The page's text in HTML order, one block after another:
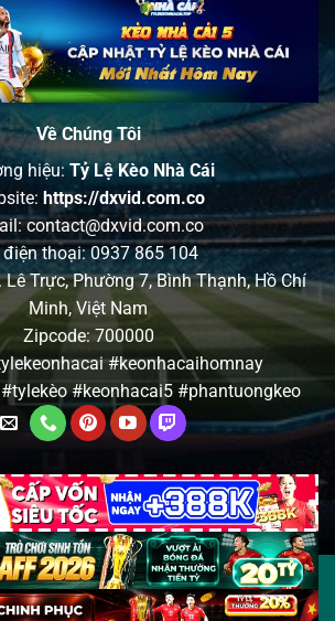
Về Chúng Tôi
hiệu:Tỷ Lệ Kèo Nhà Cái
https://dxvid.com.co
contact@dxvid.com.co
điện thoại: 0937 865 104
Trực, Phường 7, Bình Thạnh, Hồ Chí
Minh, Việt Nam
Zipcode: 700000
#keonhacaihomnay
#keonhacai5 #phantuongkeo